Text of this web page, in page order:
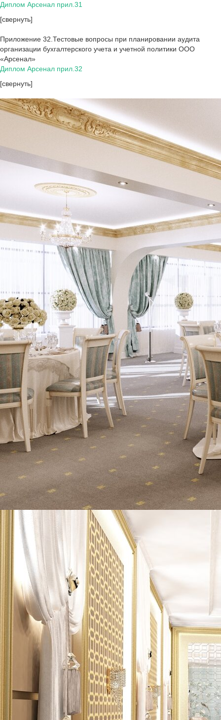
Диплом Арсенал прил.31
[свернуть]
Приложение 32.Тестовые вопросы при планировании аудита
организации бухгалтерского учета и учетной политики ООО
«Арсенал»
Диплом Арсенал прил.32
[свернуть]